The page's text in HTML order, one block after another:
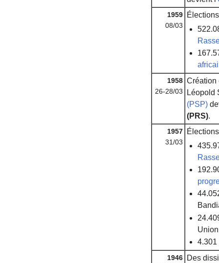
1959
08/03
1958
26-28/03
Léopold
(PSP)
(PRS).
1957
31/03
4.301
1946
Des